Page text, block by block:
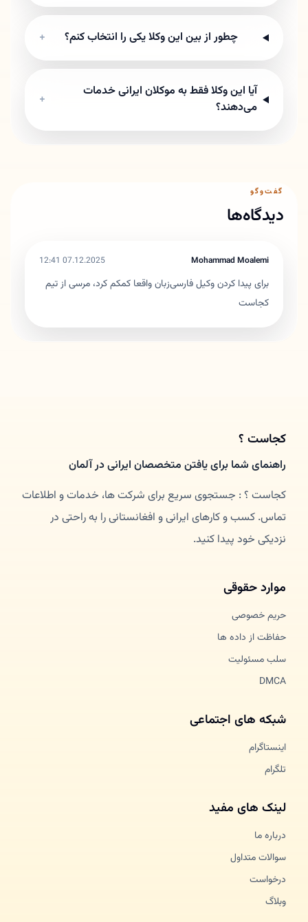
چطور از بین این وکلا یکی را انتخاب کنم؟ +
آیا این وکلا فقط به موکلان ایرانی خدمات
می‌دهند؟
+
گفت‌وگو
دیدگاه‌ها
Mohammad Moalemi
07.12.2025 12:41
برای پیدا کردن وکیل فارسی‌زبان واقعا کمکم کرد، مرسی از تیم
کجاست
کجاست ؟
راهنمای شما برای یافتن متخصصان ایرانی در آلمان
کجاست ؟ : جستجوی سریع برای شرکت ها، خدمات و اطلاعات
تماس. کسب و کارهای ایرانی و افغانستانی را به راحتی در
نزدیکی خود پیدا کنید.
موارد حقوقی
حریم خصوصی
حفاظت از داده ها
سلب مسئولیت
DMCA
شبکه های اجتماعی
اینستاگرام
تلگرام
لینک های مفید
درباره ما
سوالات متداول
درخواست
وبلاگ